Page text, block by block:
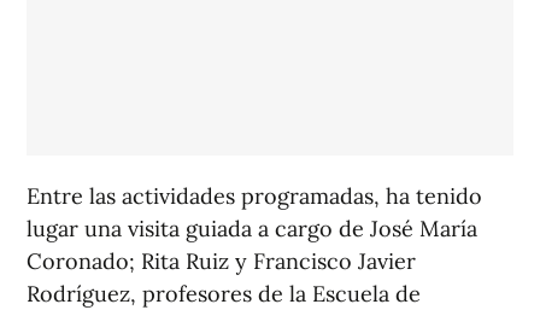
Entre las actividades programadas, ha tenido
lugar una visita guiada a cargo de José María
Coronado; Rita Ruiz y Francisco Javier
Rodríguez, profesores de la Escuela de